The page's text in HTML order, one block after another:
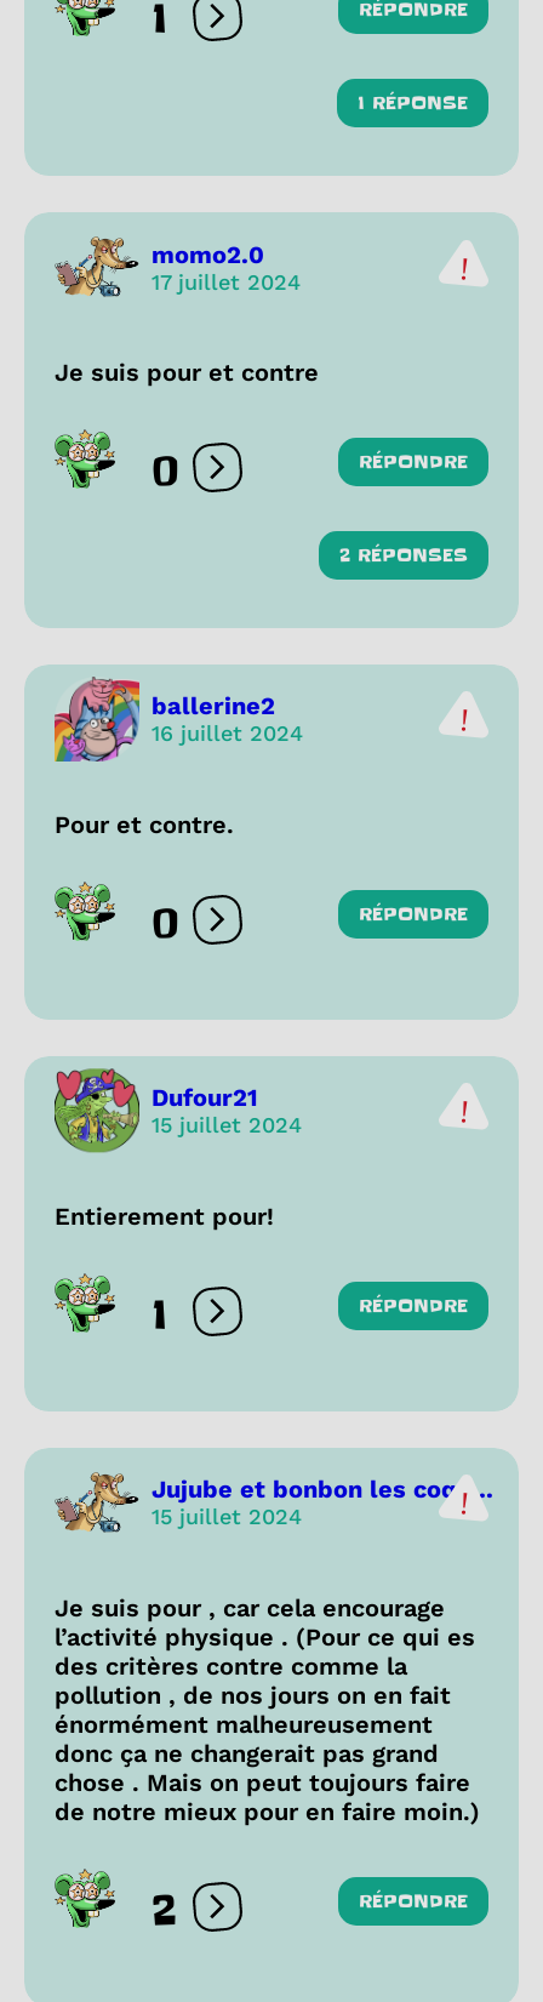
1 Ouvrir les réactions
RÉPONDRE
1 RÉPONSE
momo2.0
17 juillet 2024
Je suis pour et contre
0 Ouvrir les réactions
RÉPONDRE
2 RÉPONSES
ballerine2
16 juillet 2024
Pour et contre.
0 Ouvrir les réactions
RÉPONDRE
Dufour21
15 juillet 2024
Entierement pour!
1 Ouvrir les réactions
RÉPONDRE
Jujube et bonbon les coqu...
15 juillet 2024
Je suis pour , car cela encourage
l’activité physique . (Pour ce qui es
des critères contre comme la
pollution , de nos jours on en fait
énormément malheureusement
donc ça ne changerait pas grand
chose . Mais on peut toujours faire
de notre mieux pour en faire moin.)
2 Ouvrir les réactions
RÉPONDRE